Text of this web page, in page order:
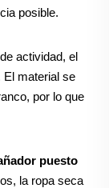
posible.
actividad, el
El material se
por lo que
puesto
la ropa seca